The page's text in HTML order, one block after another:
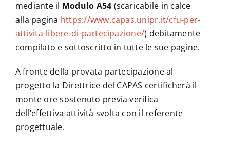
mediante il Modulo A54 (scaricabile in calce
alla pagina https://www.capas.unipr.it/cfu-per-
attivita-libere-di-partecipazione/) debitamente
compilato e sottoscritto in tutte le sue pagine.
A fronte della provata partecipazione al
progetto la Direttrice del CAPAS certificherà il
monte ore sostenuto previa verifica
dell’effettiva attività svolta con il referente
progettuale.